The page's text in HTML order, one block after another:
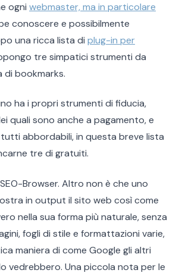
ogni webmaster, ma in particolare
conoscere e possibilmente
una ricca lista di plug-in per
tre simpatici strumenti da
di bookmarks.
ha i propri strumenti di fiducia,
quali sono anche a pagamento, e
abbordabili, in questa breve lista
tre di gratuiti.
Browser. Altro non è che uno
in output il sito web così come
nella sua forma più naturale, senza
fogli di stile e formattazioni varie,
maniera di come Google gli altri
vedrebbero. Una piccola nota per le